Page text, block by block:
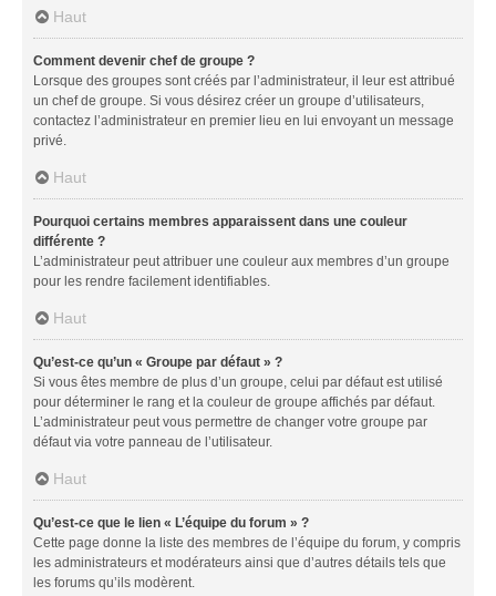
Haut
Comment devenir chef de groupe ?
Lorsque des groupes sont créés par l’administrateur, il leur est attribué
un chef de groupe. Si vous désirez créer un groupe d’utilisateurs,
contactez l’administrateur en premier lieu en lui envoyant un message
privé.
Haut
Pourquoi certains membres apparaissent dans une couleur
différente ?
L’administrateur peut attribuer une couleur aux membres d’un groupe
pour les rendre facilement identifiables.
Haut
Qu’est-ce qu’un « Groupe par défaut » ?
Si vous êtes membre de plus d’un groupe, celui par défaut est utilisé
pour déterminer le rang et la couleur de groupe affichés par défaut.
L’administrateur peut vous permettre de changer votre groupe par
défaut via votre panneau de l’utilisateur.
Haut
Qu’est-ce que le lien « L’équipe du forum » ?
Cette page donne la liste des membres de l’équipe du forum, y compris
les administrateurs et modérateurs ainsi que d’autres détails tels que
les forums qu’ils modèrent.